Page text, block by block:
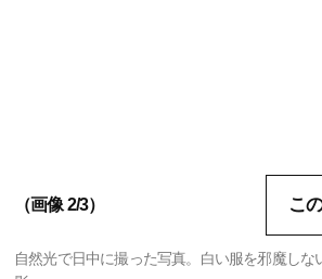
（画像 2/3） こ
自然光で日中に撮った写真。白い服を邪魔しな